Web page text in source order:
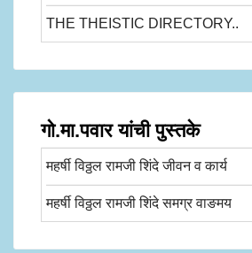
THE THEISTIC DIRECTORY..
गो.मा.पवार यांची पुस्तके
महर्षी विठ्ठल रामजी शिंदे जीवन व कार्य
महर्षी विठ्ठल रामजी शिंदे समग्र वाङमय